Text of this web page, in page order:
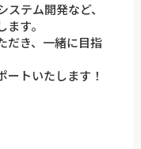
テム開発など、
す。
だき、一緒に目指
トいたします！